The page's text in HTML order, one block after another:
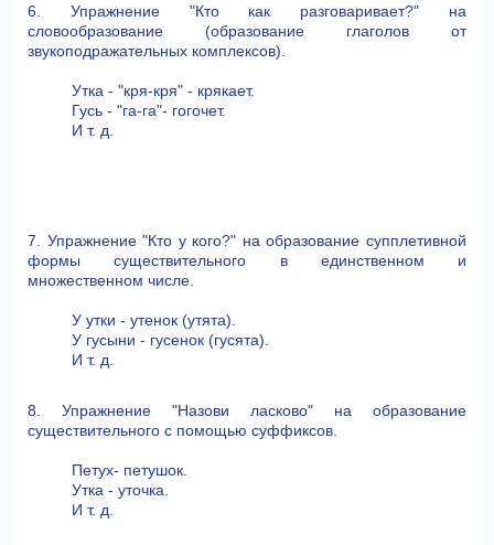
6. Упражнение "Кто как разговаривает?" на
словообразование (образование глаголов от
звукоподражательных комплексов).
Утка - "кря-кря" - крякает.
Гусь - "га-га"- гогочет.
И т. д.
7. Упражнение "Кто у кого?" на образование супплетивной
формы существительного в единственном и
множественном числе.
У утки - утенок (утята).
У гусыни - гусенок (гусята).
И т. д.
8. Упражнение "Назови ласково" на образование
существительного с помощью суффиксов.
Петух- петушок.
Утка - уточка.
И т. д.